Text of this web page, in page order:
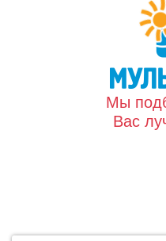
Мы
Вас